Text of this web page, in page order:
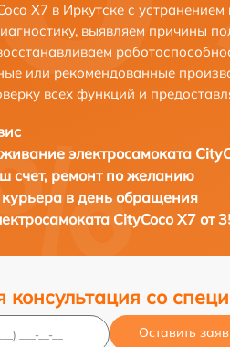
X7 в Иркутске с
выявляем причины
или рекомендованные
всех функций и
электросамоката
счет, ремонт по желанию
в день обращения
CityCoco X7 от
консультация со
Оставить